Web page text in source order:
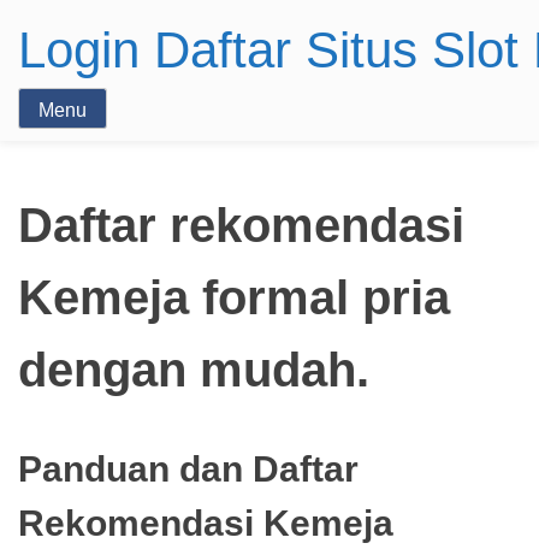
Login Daftar Situs Slot
Menu
Daftar rekomendasi
Kemeja formal pria
dengan mudah.
Panduan dan Daftar
Rekomendasi Kemeja